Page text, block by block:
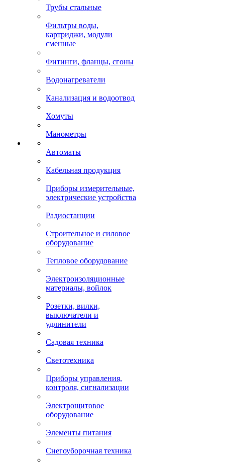
Трубы стальные
Фильтры воды,
картриджи, модули
сменные
Фитинги, фланцы, сгоны
Водонагреватели
Канализация и водоотвод
Хомуты
Манометры
Автоматы
Кабельная продукция
Приборы измерительные,
электрические устройства
Радиостанции
Строительное и силовое
оборудование
Тепловое оборудование
Электроизоляционные
материалы, войлок
Розетки, вилки,
выключатели и
удлинители
Садовая техника
Светотехника
Приборы управления,
контроля, сигнализации
Электрощитовое
оборудование
Элементы питания
Снегоуборочная техника